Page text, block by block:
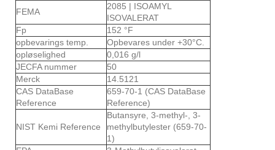
FEMA
2085 | ISOAMYL
ISOVALERAT
Fp
152 °F
opbevarings temp.
Opbevares under +30°C.
opløselighed
0,016 g/l
JECFA nummer
50
Merck
14.5121
CAS DataBase
Reference
659-70-1 (CAS DataBase
Reference)
NIST Kemi Reference
Butansyre, 3-methyl-, 3-
methylbutylester (659-70-
1)